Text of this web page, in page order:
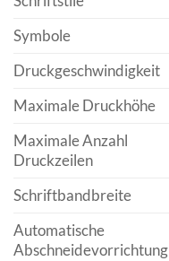
Symbole
Druckgeschwindigkeit
Maximale Druckhöhe
Maximale Anzahl
Druckzeilen
Schriftbandbreite
Automatische
Abschneidevorrichtung